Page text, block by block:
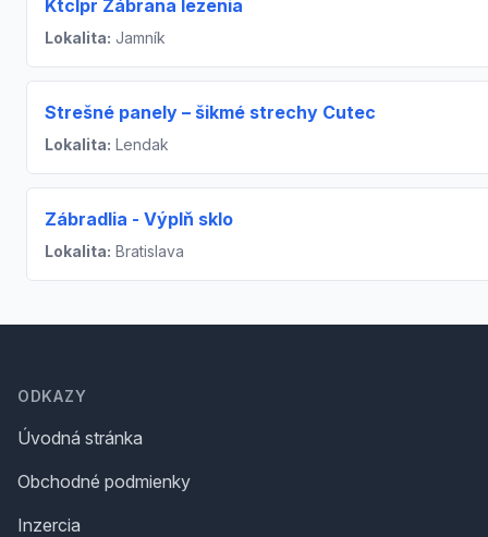
Ktclpr Zábrana lezenia
Lokalita: Jamník
Strešné panely – šikmé strechy Cutec
Lokalita: Lendak
Zábradlia - Výplň sklo
Lokalita: Bratislava
ODKAZY
Úvodná stránka
Obchodné podmienky
Inzercia